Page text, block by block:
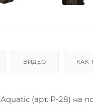
ВИДЕО КАК
(арт. Р-28) на